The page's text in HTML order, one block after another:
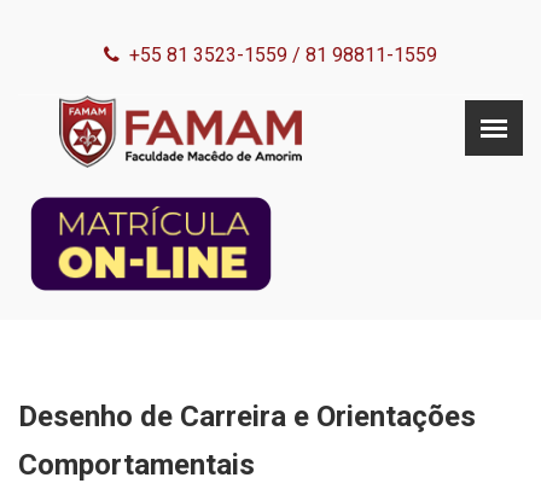
+55 81 3523-1559 / 81 98811-1559
Desenho de Carreira e Orientações
Comportamentais